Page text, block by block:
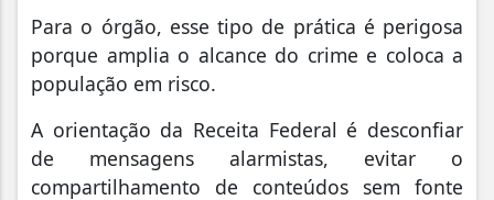
Para o órgão, esse tipo de prática é perigosa
porque amplia o alcance do crime e coloca a
população em risco.
A orientação da Receita Federal é desconfiar
de mensagens alarmistas, evitar o
compartilhamento de conteúdos sem fonte